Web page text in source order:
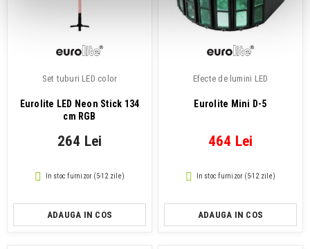
Set tuburi LED color
Eurolite LED Neon Stick 134
cm RGB
264 Lei
In stoc furnizor (5-12 zile)
ADAUGA IN COS
Efecte de lumini LED
Eurolite Mini D-5
464 Lei
In stoc furnizor (5-12 zile)
ADAUGA IN COS